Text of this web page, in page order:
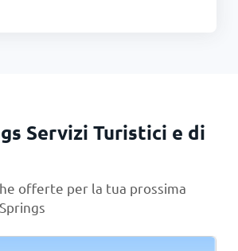
Servizi Turistici e di
offerte per la tua prossima